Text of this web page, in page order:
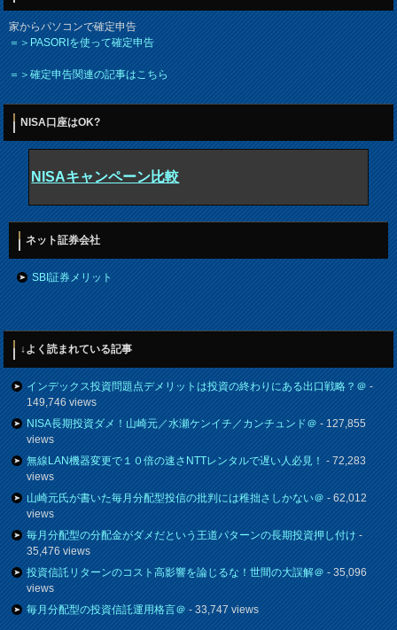
家からパソコンで確定申告
＝＞PASORIを使って確定申告
＝＞確定申告関連の記事はこちら
NISA口座はOK?
NISAキャンペーン比較
ネット証券会社
SBI証券メリット
↓よく読まれている記事
インデックス投資問題点デメリットは投資の終わりにある出口戦略？＠-
149,746 views
NISA長期投資ダメ！山崎元／水瀬ケンイチ／カンチュンド＠- 127,855
views
無線LAN機器変更で１０倍の速さNTTレンタルで遅い人必見！- 72,283
views
山崎元氏が書いた毎月分配型投信の批判には稚拙さしかない＠- 62,012
views
毎月分配型の分配金がダメだという王道パターンの長期投資押し付け-
35,476 views
投資信託リターンのコスト高影響を論じるな！世間の大誤解＠- 35,096
views
毎月分配型の投資信託運用格言＠- 33,747 views